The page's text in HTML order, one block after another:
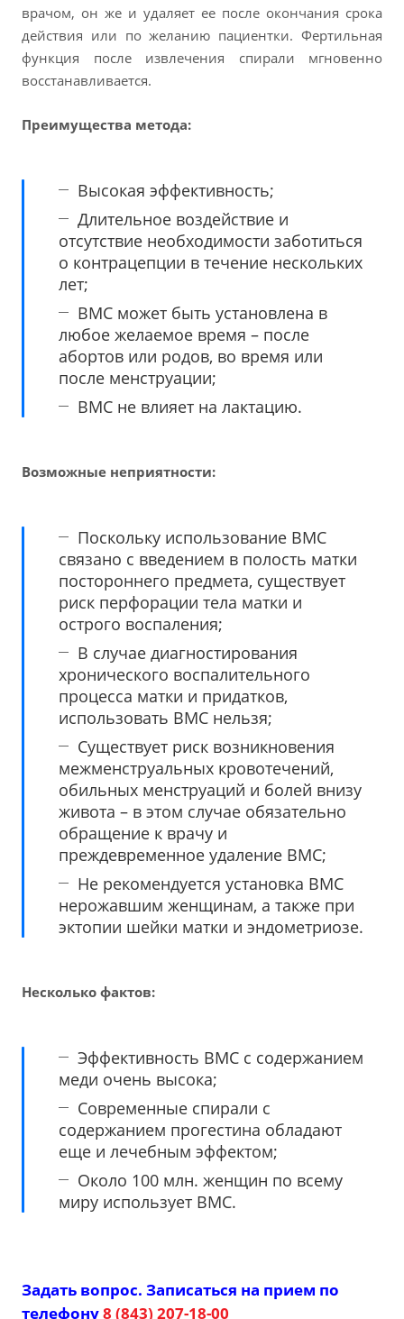
врачом, он же и удаляет ее после окончания срока
действия или по желанию пациентки. Фертильная
функция после извлечения спирали мгновенно
восстанавливается.
Преимущества метода:
Высокая эффективность;
Длительное воздействие и
отсутствие необходимости заботиться
о контрацепции в течение нескольких
лет;
ВМС может быть установлена в
любое желаемое время – после
абортов или родов, во время или
после менструации;
ВМС не влияет на лактацию.
Возможные неприятности:
Поскольку использование ВМС
связано с введением в полость матки
постороннего предмета, существует
риск перфорации тела матки и
острого воспаления;
В случае диагностирования
хронического воспалительного
процесса матки и придатков,
использовать ВМС нельзя;
Существует риск возникновения
межменструальных кровотечений,
обильных менструаций и болей внизу
живота – в этом случае обязательно
обращение к врачу и
преждевременное удаление ВМС;
Не рекомендуется установка ВМС
нерожавшим женщинам, а также при
эктопии шейки матки и эндометриозе.
Несколько фактов:
Эффективность ВМС с содержанием
меди очень высока;
Современные спирали с
содержанием прогестина обладают
еще и лечебным эффектом;
Около 100 млн. женщин по всему
миру использует ВМС.
Задать вопрос. Записаться на прием по
телефону8 (843) 207-18-00